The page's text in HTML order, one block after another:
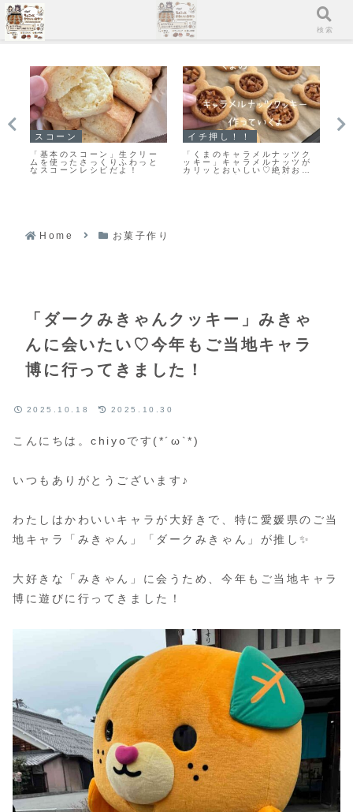
イチ押し！！
「基本の型抜きクッキー生
地」簡単で扱いやすいプレー
ンクッキー生地のレシピだ
スコーン
【レシピ】リスドォルで作る
スコーン♡やってみたらめち
ゃくちゃ美味しい♡お手軽ス
コーンレシピだよ！
Home お菓子作り
「ダークみきゃんクッキー」みきゃ
んに会いたい♡今年もご当地キャラ
博に行ってきました！
2025.10.18 2025.10.30
こんにちは。chiyoです(*´ω`*)
いつもありがとうございます♪
わたしはかわいいキャラが大好きで、特に愛媛県のご当
地キャラ「みきゃん」「ダークみきゃん」が推し✨
大好きな「みきゃん」に会うため、今年もご当地キャラ
博に遊びに行ってきました！
メニュー 検索